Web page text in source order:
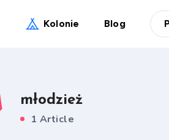
Kolonie Blog
młodzież
1 Article